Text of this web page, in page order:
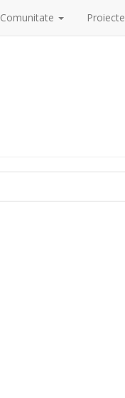
Comunitate Proiecte